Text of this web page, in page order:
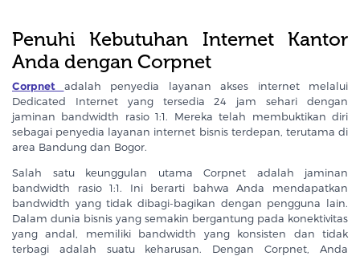
Penuhi Kebutuhan Internet Kantor
Anda dengan Corpnet
Corpnet adalah penyedia layanan akses internet melalui
Dedicated Internet yang tersedia 24 jam sehari dengan
jaminan bandwidth rasio 1:1. Mereka telah membuktikan diri
sebagai penyedia layanan internet bisnis terdepan, terutama di
area Bandung dan Bogor.
Salah satu keunggulan utama Corpnet adalah jaminan
bandwidth rasio 1:1. Ini berarti bahwa Anda mendapatkan
bandwidth yang tidak dibagi-bagikan dengan pengguna lain.
Dalam dunia bisnis yang semakin bergantung pada konektivitas
yang andal, memiliki bandwidth yang konsisten dan tidak
terbagi adalah suatu keharusan. Dengan Corpnet, Anda